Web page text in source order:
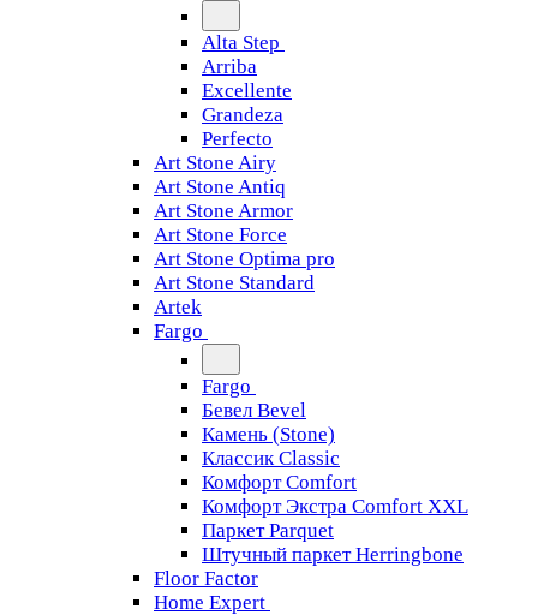
Alta Step
Arriba
Excellente
Grandeza
Perfecto
Art Stone Airy
Art Stone Antiq
Art Stone Armor
Art Stone Force
Art Stone Optima pro
Art Stone Standard
Artek
Fargo
Fargo
Бевел Bevel
Камень (Stone)
Классик Classic
Комфорт Comfort
Комфорт Экстра Comfort XXL
Паркет Parquet
Штучный паркет Herringbone
Floor Factor
Home Expert